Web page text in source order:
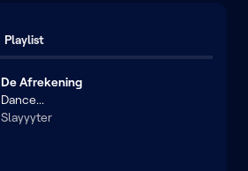
Playlist
De Afrekening
Dance...
Slayyyter